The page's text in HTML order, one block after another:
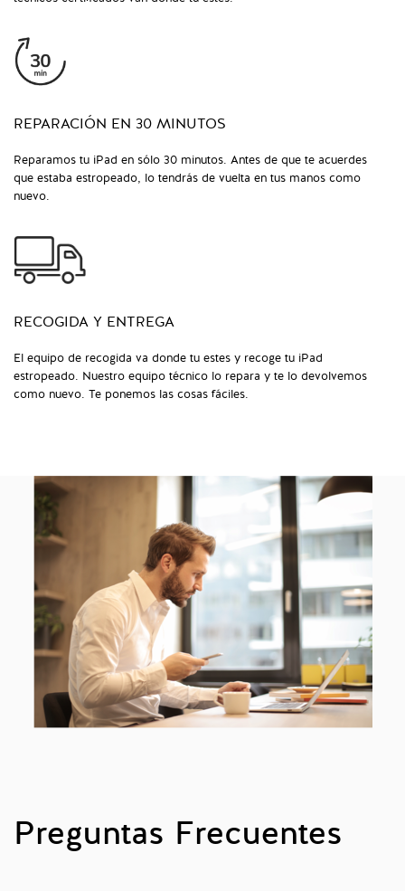
REPARACIÓN EN 30 MINUTOS
Reparamos tu iPad en sólo 30 minutos. Antes de que te acuerdes
que estaba estropeado, lo tendrás de vuelta en tus manos como
nuevo.
RECOGIDA Y ENTREGA
El equipo de recogida va donde tu estes y recoge tu iPad
estropeado. Nuestro equipo técnico lo repara y te lo devolvemos
como nuevo. Te ponemos las cosas fáciles.
Preguntas Frecuentes